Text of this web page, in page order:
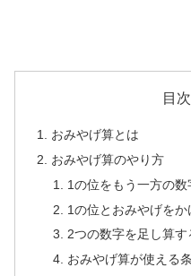
目次
おみやげ算とは
おみやげ算のやり方
1の位をもう一方の
1の位とおみやげをか
2つの数字を足し算す
おみやげ算が使える